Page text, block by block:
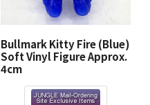
Bullmark Kitty Fire (Blue)
Soft Vinyl Figure Approx.
4cm